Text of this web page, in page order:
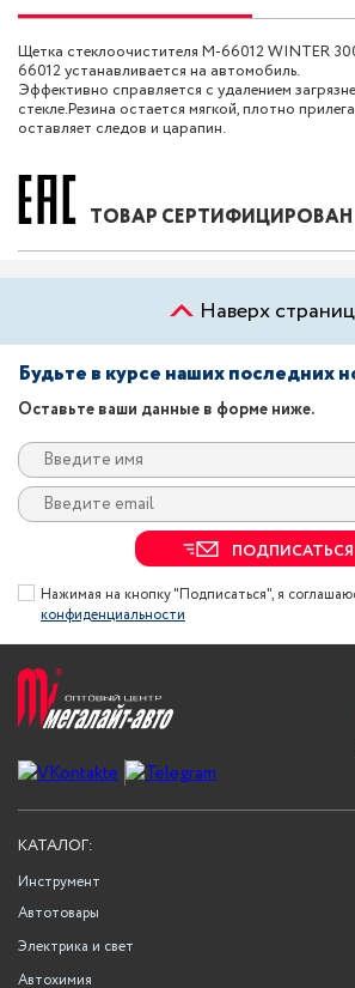
Щетка стеклоочистителя M-66012 WINTER
66012 устанавливается на автомобиль.
Эффективно справляется с удалением
стекле.Резина остается мягкой, плотно
оставляет следов и царапин.
ТОВАР СЕРТИФИЦИРОВАН
Наверх
Будьте в курсе наших последних
Оставьте ваши данные в форме ниже.
ПОДПИСАТЬСЯ
Нажимая на кнопку "Подписаться", я
конфиденциальности
КАТАЛОГ:
Инструмент
Автотовары
Электрика и свет
Автохимия